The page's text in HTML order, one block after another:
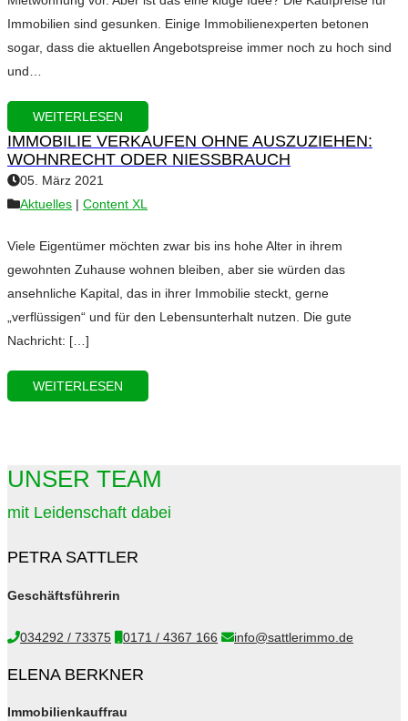
Immobilien sind gesunken. Einige Immobilienexperten betonen
sogar, dass die aktuellen Angebotspreise immer noch zu hoch sind
und…
WEITERLESEN
IMMOBILIE VERKAUFEN OHNE AUSZUZIEHEN:
WOHNRECHT ODER NIESSBRAUCH
05. März 2021
Aktuelles | Content XL
Viele Eigentümer möchten zwar bis ins hohe Alter in ihrem
gewohnten Zuhause wohnen bleiben, aber sie würden das
ansehnliche Kapital, das in ihrer Immobilie steckt, gerne
„verflüssigen“ und für den Lebensunterhalt nutzen. Die gute
Nachricht: […]
WEITERLESEN
UNSER TEAM
mit Leidenschaft dabei
PETRA SATTLER
Geschäftsführerin
034292 / 73375 0171 / 4367 166 info@sattlerimmo.de
ELENA BERKNER
Immobilienkauffrau